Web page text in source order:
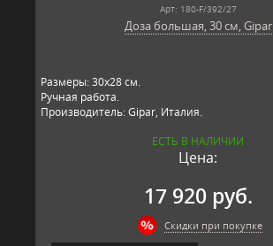
Арт: 180-F/392/27
Доза большая, 30 см, Gipar
Размеры: 30х28 см.
Ручная работа.
Производитель: Gipar, Италия.
ЕСТЬ В НАЛИЧИИ
Цена:
17 920 руб.
Скидки при покупке